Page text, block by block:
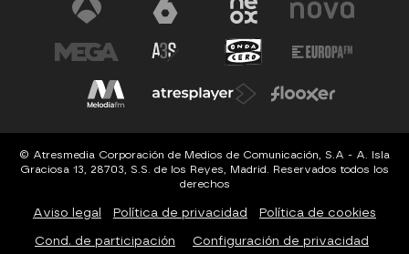
© Atresmedia Corporación de Medios de Comunicación, S.A - A. Isla
Graciosa 13, 28703, S.S. de los Reyes, Madrid. Reservados todos los
derechos
Aviso legal Política de privacidad Política de cookies
Cond. de participación Configuración de privacidad